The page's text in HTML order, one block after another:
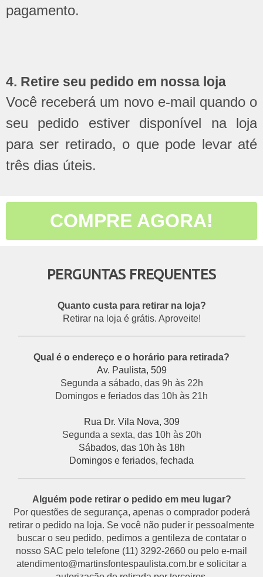
pagamento.
4. Retire seu pedido em nossa loja
Você receberá um novo e-mail quando o
seu pedido estiver disponível na loja
para ser retirado, o que pode levar até
três dias úteis.
COMPRE AGORA!
PERGUNTAS FREQUENTES
Quanto custa para retirar na loja?
Retirar na loja é grátis. Aproveite!
Qual é o endereço e o horário para retirada?
Av. Paulista, 509
Segunda a sábado, das 9h às 22h
Domingos e feriados das 10h às 21h
Rua Dr. Vila Nova, 309
Segunda a sexta, das 10h às 20h
Sábados, das 10h às 18h
Domingos e feriados, fechada
Alguém pode retirar o pedido em meu lugar?
Por questões de segurança, apenas o comprador poderá
retirar o pedido na loja. Se você não puder ir pessoalmente
buscar o seu pedido, pedimos a gentileza de contatar o
nosso SAC pelo telefone (11) 3292-2660 ou pelo e-mail
atendimento@martinsfontespaulista.com.br e solicitar a